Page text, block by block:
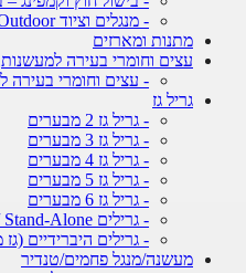
- מנגלים וציוד Outdoor
מתנות ומארזים
עצים וחומרי בעירה למעשנות,
- עצים וחומרי בעירה
גריל גז
- גריל גז 2 מבערים
- גריל גז 3 מבערים
- גריל גז 4 מבערים
- גריל גז 5 מבערים
- גריל גז 6 מבערים
- גרילים Built-In / Stand-Alone
- גרילים היברידיים (גז
מעשנה/מנגל פחמים/טנדיר